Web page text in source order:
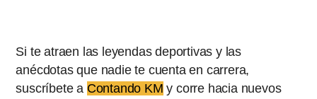
Si te atraen las leyendas deportivas y las
anécdotas que nadie te cuenta en carrera,
suscríbete a Contando KM y corre hacia nuevos